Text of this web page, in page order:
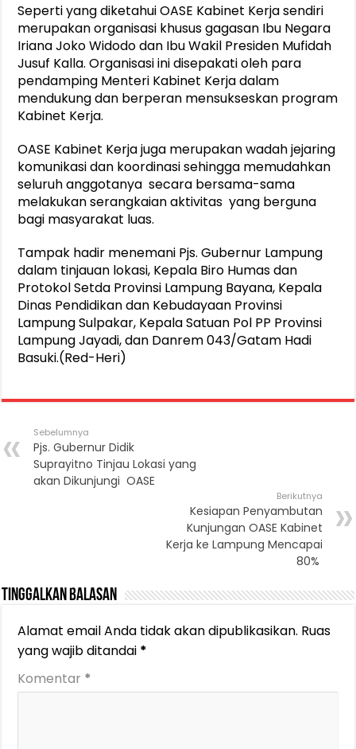
Seperti yang diketahui OASE Kabinet Kerja sendiri
merupakan organisasi khusus gagasan Ibu Negara
Iriana Joko Widodo dan Ibu Wakil Presiden Mufidah
Jusuf Kalla. Organisasi ini disepakati oleh para
pendamping Menteri Kabinet Kerja dalam
mendukung dan berperan mensukseskan program
Kabinet Kerja.
OASE Kabinet Kerja juga merupakan wadah jejaring
komunikasi dan koordinasi sehingga memudahkan
seluruh anggotanya secara bersama-sama
melakukan serangkaian aktivitas yang berguna
bagi masyarakat luas.
Tampak hadir menemani Pjs. Gubernur Lampung
dalam tinjauan lokasi, Kepala Biro Humas dan
Protokol Setda Provinsi Lampung Bayana, Kepala
Dinas Pendidikan dan Kebudayaan Provinsi
Lampung Sulpakar, Kepala Satuan Pol PP Provinsi
Lampung Jayadi, dan Danrem 043/Gatam Hadi
Basuki.(Red-Heri)
Sebelumnya
Pjs. Gubernur Didik
Suprayitno Tinjau Lokasi yang
akan Dikunjungi OASE
Berikutnya
Kesiapan Penyambutan
Kunjungan OASE Kabinet
Kerja ke Lampung Mencapai
80%
Tinggalkan Balasan
Alamat email Anda tidak akan dipublikasikan. Ruas
yang wajib ditandai *
Komentar *